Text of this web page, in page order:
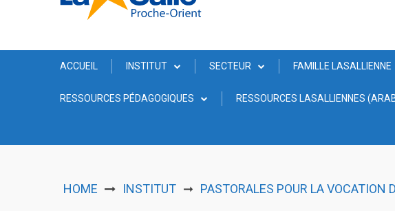
ACCUEIL INSTITUT SECTEUR FAMILLE LASALLIENNE
RESSOURCES PÉDAGOGIQUES RESSOURCES LASALLIENNES
HOME INSTITUT ➞ PASTORALES POUR LA VOCATION